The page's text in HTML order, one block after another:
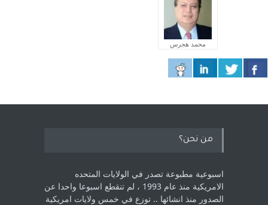
محمد هجرس
من نحن؟
اسبوعية مطبوعة تصدر في الولايات المتحده
الامريكية منذ عام 1993 ، لم ‏تنقطع اسبوعا واحدا عن
الصدور منذ انشائها .. توزع في خمس ولايات امريكية